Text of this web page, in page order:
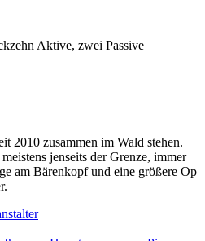
zehn Aktive, zwei Passive
2010 zusammen im Wald stehen.
jenseits der Grenze, immer
am Bärenkopf und eine größere Op